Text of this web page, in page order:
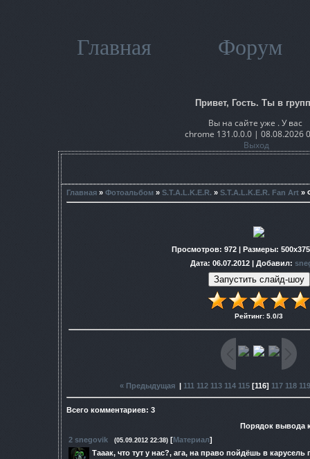
Главная Форум
Привет, Гость. Ты в
Вы на сайте уже . У вас
chrome 131.0.0.0 | 08.08.2026
Выход
Главная » Фотоальбом » S.T.A.L.K.E.R. » S.T.A.L.K.E.R. Fan Art »
Просмотров: 972 | Размеры:
Дата: 06.07.2012 | Добавил:
Рейтинг: 5.0/3
« Предыдущая| 111 112 113 114 115[116] 117 118 119
Всего комментариев: 3
Порядок вывода
2 snegovik (05.09.2012 22:38) [Материал]
Тааак, что тут у нас?, ага, на право пойдёшь в